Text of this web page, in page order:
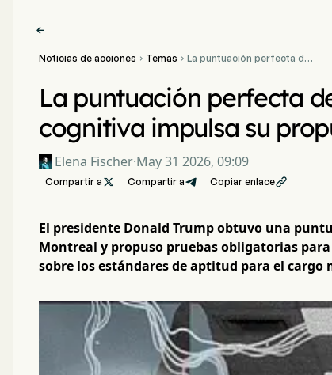

Noticias de acciones  Temas  La puntuación perfecta de
propuesta de evaluación
obligatoria
La puntuación perfecta
cognitiva impulsa su
Elena Fischer·May 31 2026, 09:09
Compartir a  Compartir a Copiar enlace
El presidente Donald Trump obtuvo una
Montreal y propuso pruebas obligatorias
sobre los estándares de aptitud para el cargo